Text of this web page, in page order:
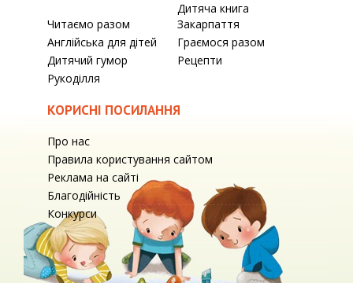
Читаємо разом
Дитяча книга
Закарпаття
Англійська для дітей
Граємося разом
Дитячий гумор
Рецепти
Рукоділля
КОРИСНІ ПОСИЛАННЯ
Про нас
Правила користування сайтом
Реклама на сайті
Благодійність
Конкурси